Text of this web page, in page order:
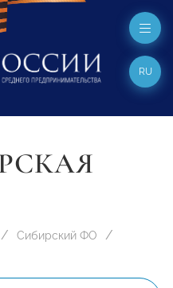
RU
Сибирский ФО